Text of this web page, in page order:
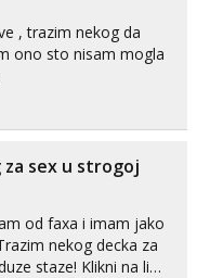
, trazim nekog da
ono sto nisam mogla
za sex u strogoj
od faxa i imam jako
nekog decka za
Klikni na link